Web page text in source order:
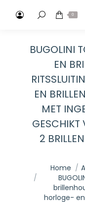
Search: 0
BUGOLINI
EN
EN
MET
GESCHIKT
2
Je bent hier:
Home
horloge-